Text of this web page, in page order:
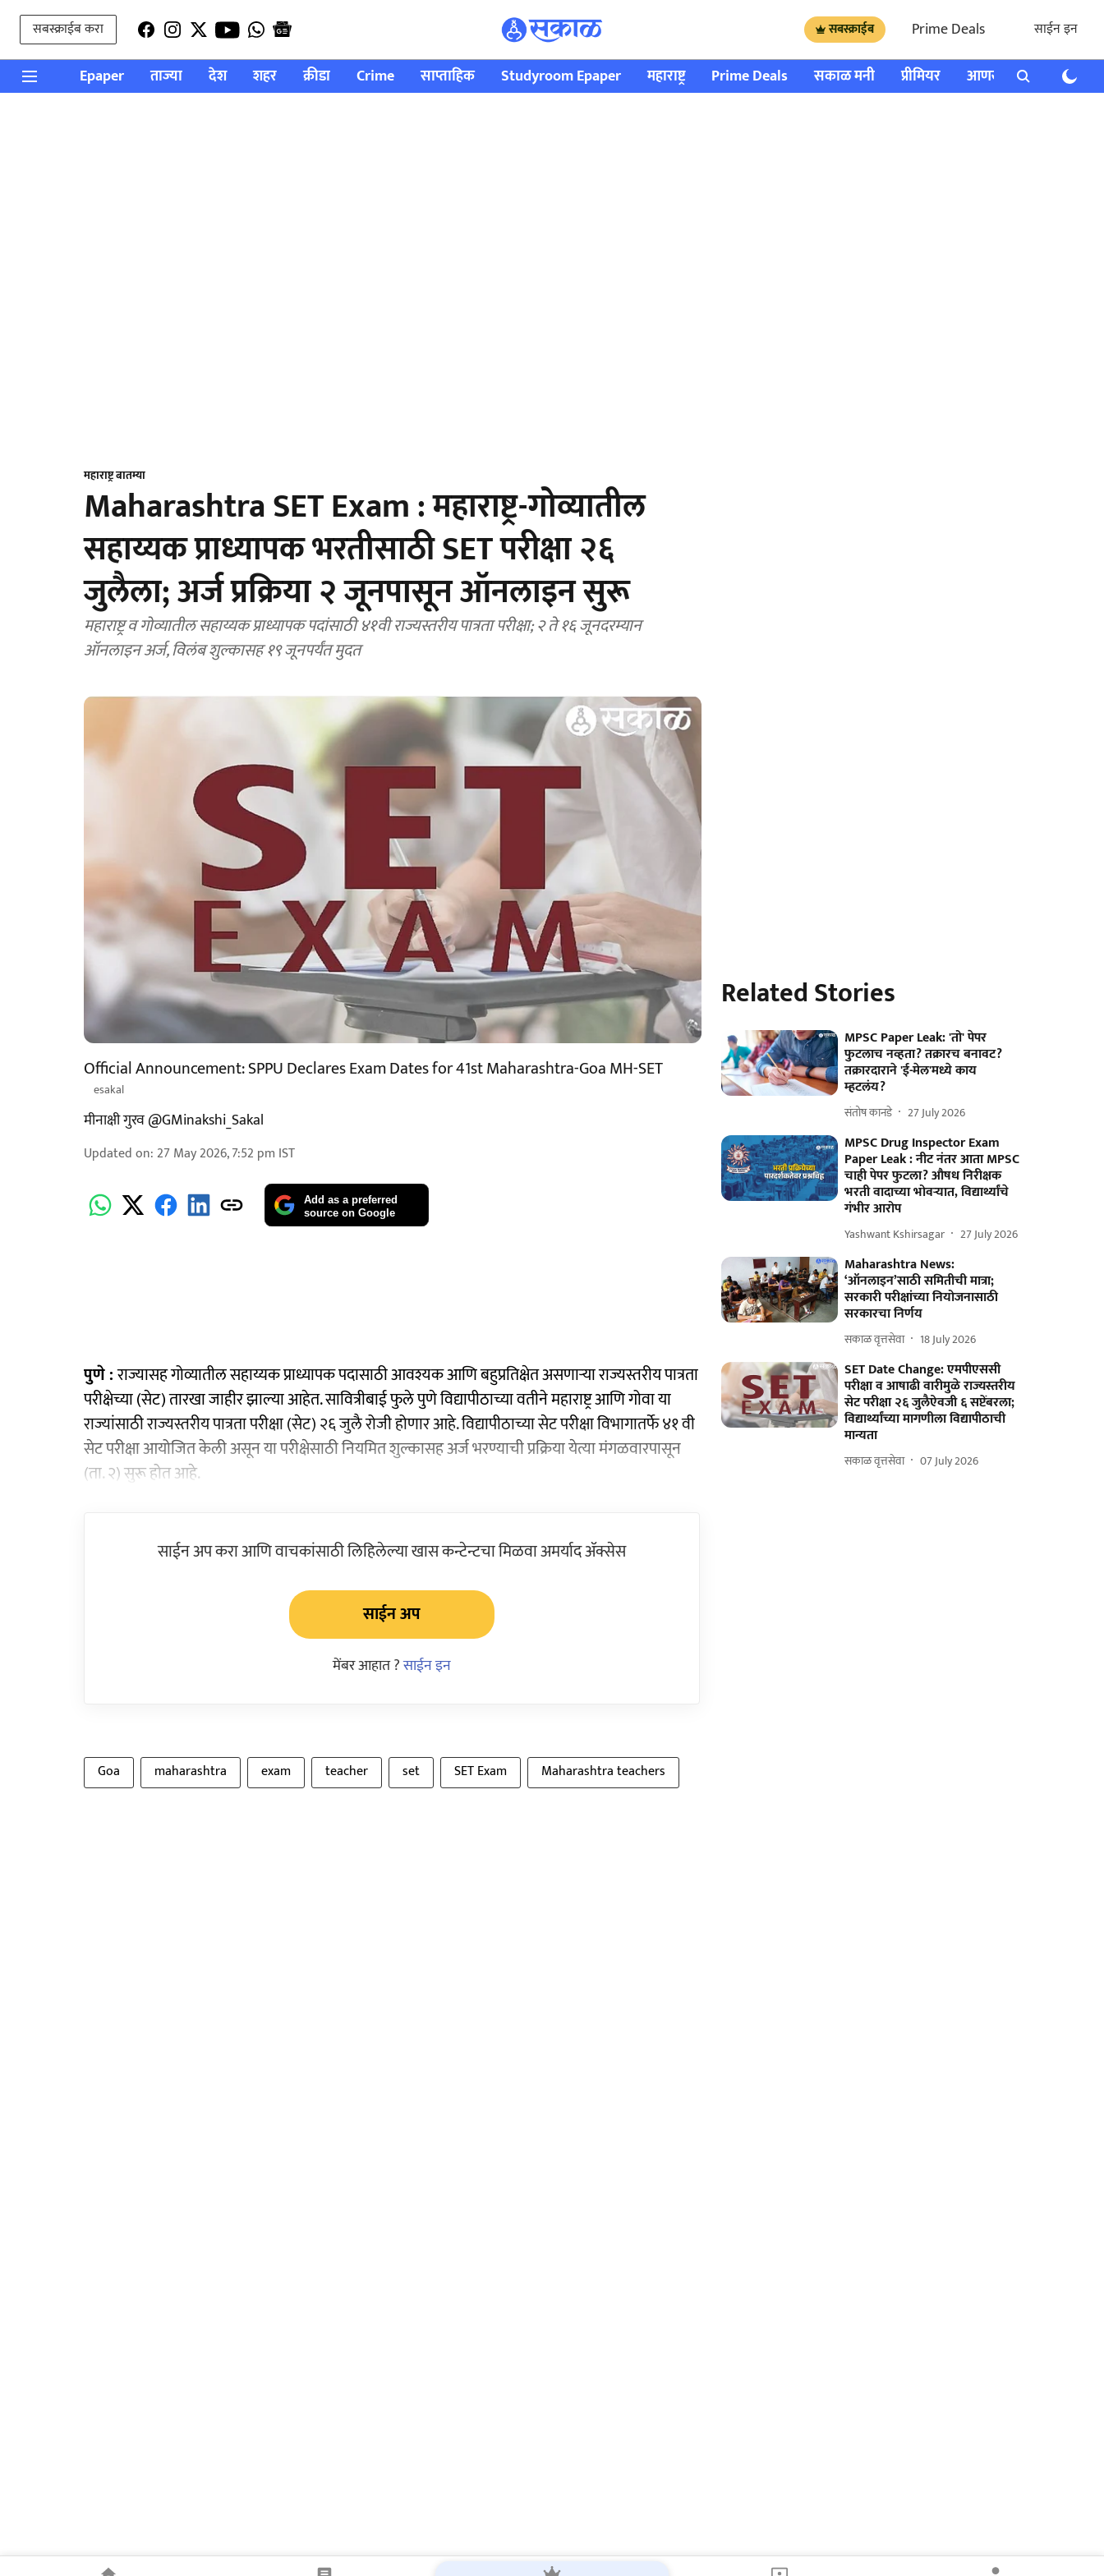
सबस्क्राईब करा सबस्क्राईब Prime Deals साईन इन
Epaper ताज्या देश शहर क्रीडा Crime साप्ताहिक Studyroom Epaper महाराष्ट्र Prime Deals सकाळ मनी प्रीमियर आणखी राशी भविष्य
महाराष्ट्र बातम्या
Maharashtra SET Exam : महाराष्ट्र-गोव्यातील
सहाय्यक प्राध्यापक भरतीसाठी SET परीक्षा २६
जुलैला; अर्ज प्रक्रिया २ जूनपासून ऑनलाइन सुरू
महाराष्ट्र व गोव्यातील सहाय्यक प्राध्यापक पदांसाठी ४१वी राज्यस्तरीय पात्रता परीक्षा; २ ते १६ जूनदरम्यान
ऑनलाइन अर्ज, विलंब शुल्कासह १९ जूनपर्यंत मुदत
Official Announcement: SPPU Declares Exam Dates for 41st Maharashtra-Goa MH-SET
esakal
मीनाक्षी गुरव @GMinakshi_Sakal
Updated on: 27 May 2026, 7:52 pm IST
Add as a preferred
source on Google
पुणे :राज्यासह गोव्यातील सहाय्यक प्राध्यापक पदासाठी आवश्यक आणि बहुप्रतिक्षेत असणाऱ्या राज्यस्तरीय पात्रता
परीक्षेच्या (सेट) तारखा जाहीर झाल्या आहेत. सावित्रीबाई फुले पुणे विद्यापीठाच्या वतीने महाराष्ट्र आणि गोवा या
राज्यांसाठी राज्यस्तरीय पात्रता परीक्षा (सेट) २६ जुलै रोजी होणार आहे. विद्यापीठाच्या सेट परीक्षा विभागातर्फे ४१ वी
सेट परीक्षा आयोजित केली असून या परीक्षेसाठी नियमित शुल्कासह अर्ज भरण्याची प्रक्रिया येत्या मंगळवारपासून
(ता. २) सुरू होत आहे.
साईन अप करा आणि वाचकांसाठी लिहिलेल्या खास कन्टेन्टचा मिळवा अमर्याद ॲक्सेस
साईन अप
मेंबर आहात ?साईन इन
Goa maharashtra exam teacher set SET Exam Maharashtra teachers
Related Stories
MPSC Paper Leak: 'तो' पेपर
फुटलाच नव्हता? तक्रारच बनावट?
तक्रारदाराने 'ई-मेल'मध्ये काय
म्हटलंय?
संतोष कानडे 27 July 2026
MPSC Drug Inspector Exam
Paper Leak : नीट नंतर आता MPSC
चाही पेपर फुटला? औषध निरीक्षक
भरती वादाच्या भोवऱ्यात, विद्यार्थ्यांचे
गंभीर आरोप
Yashwant Kshirsagar 27 July 2026
Maharashtra News:
‘ऑनलाइन’साठी समितीची मात्रा;
सरकारी परीक्षांच्या नियोजनासाठी
सरकारचा निर्णय
सकाळ वृत्तसेवा 18 July 2026
SET Date Change: एमपीएससी
परीक्षा व आषाढी वारीमुळे राज्यस्तरीय
सेट परीक्षा २६ जुलैऐवजी ६ सप्टेंबरला;
विद्यार्थ्यांच्या मागणीला विद्यापीठाची
मान्यता
सकाळ वृत्तसेवा 07 July 2026